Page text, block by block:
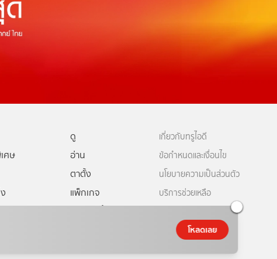
โหลดเลย
ดู
ศษ
อ่าน
ตาตั้ง
แพ็กเกจ
เกี่ยวกับทรูไอดี
ข้อกำหนดและเงื่อนไข
นโยบายความเป็นส่วนตัว
บริการช่วยเหลือ